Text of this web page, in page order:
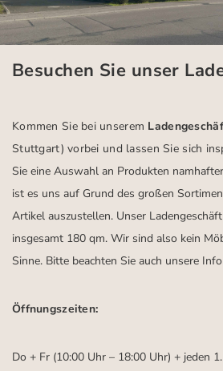
Besuchen Sie unser
Kommen Sie bei unserem
Stuttgart) vorbei und lassen Sie sich
Sie eine Auswahl an Produkten
ist es uns auf Grund des großen
Artikel auszustellen. Unser
insgesamt 180 qm. Wir sind also kein
Sinne. Bitte beachten Sie auch unsere
Öffnungszeiten:
Do + Fr (10:00 Uhr – 18:00 Uhr) + jeden